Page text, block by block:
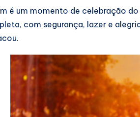
é um momento de celebração
com segurança, lazer e